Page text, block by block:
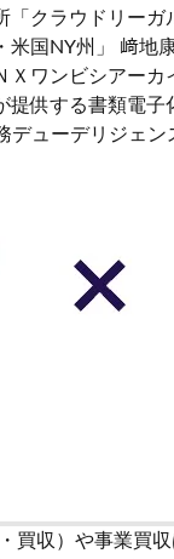
「クラウドリー
国NY州」 﨑地
Ｘワンビシアー
提供する書類電
デューデリジェ
買収）や事業買